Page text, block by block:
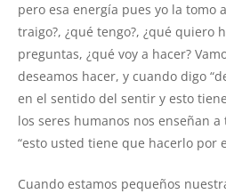
pero esa energía pues yo la tomo
traigo?, ¿qué tengo?, ¿qué quiero
preguntas, ¿qué voy a hacer?
deseamos hacer, y cuando digo
en el sentido del sentir y esto
los seres humanos nos enseñan
“esto usted tiene que hacerlo por
Cuando estamos pequeños